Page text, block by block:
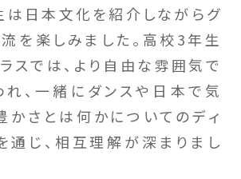
は日本文化を紹介しながらグ
を楽しみました。高校3年生
スでは、より自由な雰囲気で
、一緒にダンスや日本で気
かさとは何かについてのディ
通じ、相互理解が深まりまし